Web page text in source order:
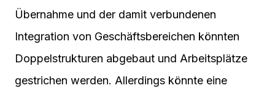
Übernahme und der damit verbundenen
Integration von Geschäftsbereichen könnten
Doppelstrukturen abgebaut und Arbeitsplätze
gestrichen werden. Allerdings könnte eine